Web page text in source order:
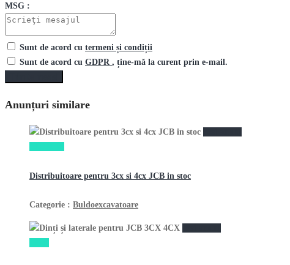
MSG :
Sunt de acord cu termeni și condiții
Sunt de acord cu GDPR , ține-mă la curent prin e-mail.
Anunțuri similare
Distribuitoare pentru 3cx si 4cx JCB in stoc
Categorie : Buldoexcavatoare